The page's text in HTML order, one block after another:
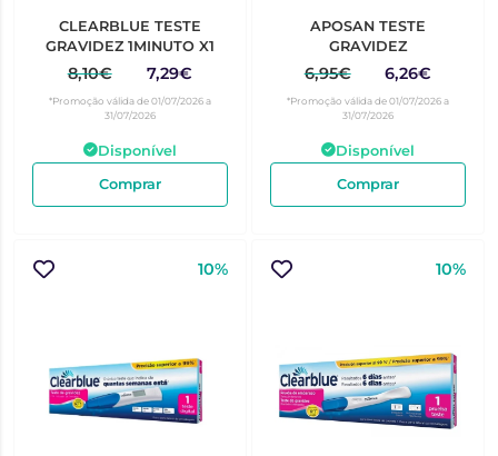
CLEARBLUE TESTE
GRAVIDEZ 1MINUTO X1
8,10€ 7,29€
*Promoção válida de 01/07/2026 a
31/07/2026
Disponível
Comprar
APOSAN TESTE
GRAVIDEZ
6,95€ 6,26€
*Promoção válida de 01/07/2026 a
31/07/2026
Disponível
Comprar
10% 10%